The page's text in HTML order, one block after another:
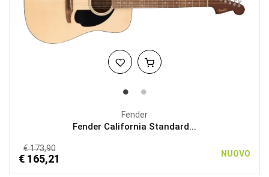
Fender
Fender California Standard...
€ 173,90
€ 165,21 NUOVO